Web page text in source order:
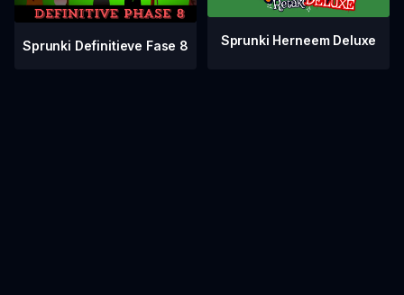
Sprunki Definitieve Fase 8 Sprunki Herneem Deluxe